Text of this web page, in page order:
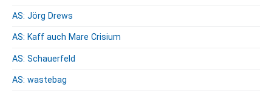
AS: Jörg Drews
AS: Kaff auch Mare Crisium
AS: Schauerfeld
AS: wastebag